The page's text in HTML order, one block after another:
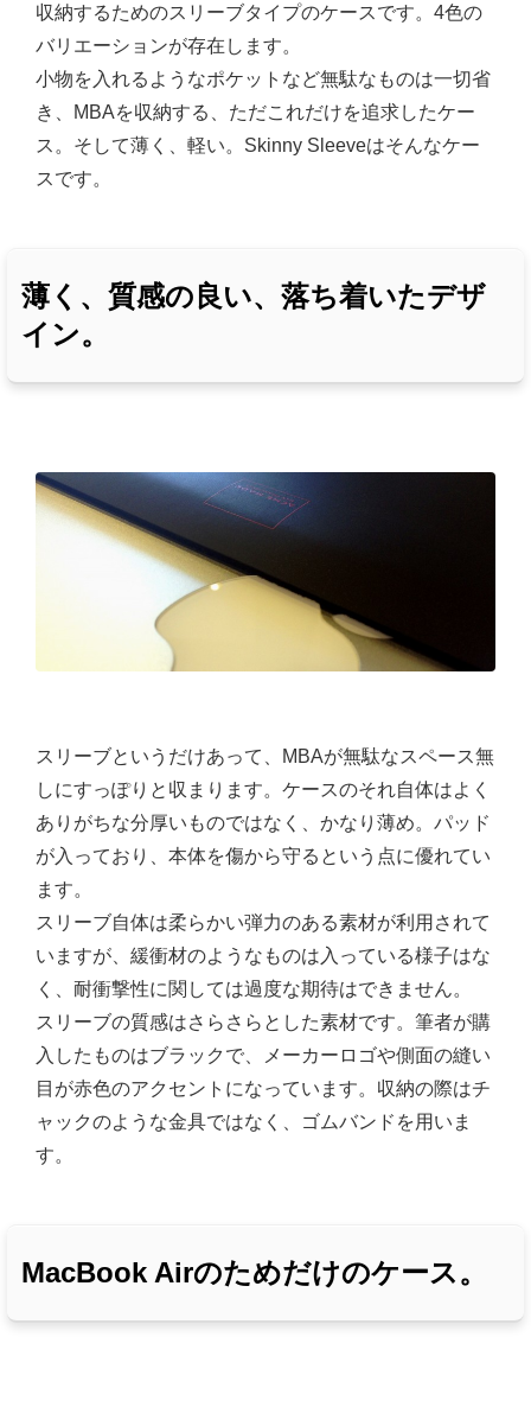
収納するためのスリーブタイプのケースです。4色の
バリエーションが存在します。
小物を入れるようなポケットなど無駄なものは一切省
き、MBAを収納する、ただこれだけを追求したケー
ス。そして薄く、軽い。Skinny Sleeveはそんなケー
スです。
薄く、質感の良い、落ち着いたデザ
イン。
スリーブというだけあって、MBAが無駄なスペース無
しにすっぽりと収まります。ケースのそれ自体はよく
ありがちな分厚いものではなく、かなり薄め。パッド
が入っており、本体を傷から守るという点に優れてい
ます。
スリーブ自体は柔らかい弾力のある素材が利用されて
いますが、緩衝材のようなものは入っている様子はな
く、耐衝撃性に関しては過度な期待はできません。
スリーブの質感はさらさらとした素材です。筆者が購
入したものはブラックで、メーカーロゴや側面の縫い
目が赤色のアクセントになっています。収納の際はチ
ャックのような金具ではなく、ゴムバンドを用いま
す。
MacBook Airのためだけのケース。